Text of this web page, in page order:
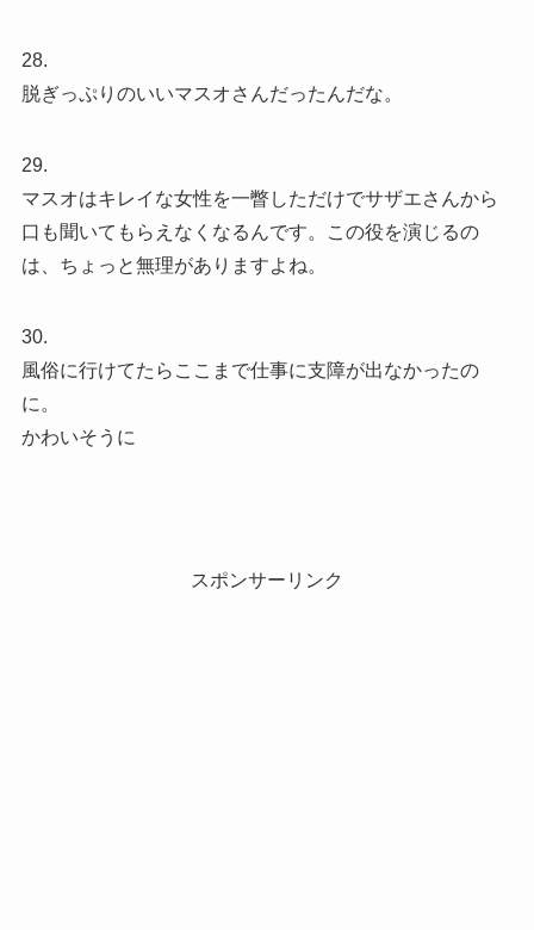
28.
脱ぎっぷりのいいマスオさんだったんだな。
29.
マスオはキレイな女性を一瞥しただけでサザエさんから
口も聞いてもらえなくなるんです。この役を演じるの
は、ちょっと無理がありますよね。
30.
風俗に行けてたらここまで仕事に支障が出なかったの
に。
かわいそうに
スポンサーリンク